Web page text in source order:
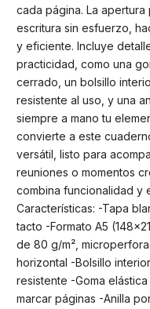
cada página. La
escritura sin esfuerzo,
y eficiente. Incluye
practicidad, como una
cerrado, un bolsillo
resistente al uso, y una
siempre a mano tu
convierte a este
versátil, listo para
reuniones o momentos
combina funcionalidad y
Características: -Tapa
tacto -Formato A5
de 80 g/m²,
horizontal -Bolsillo
resistente -Goma
marcar páginas -Anilla